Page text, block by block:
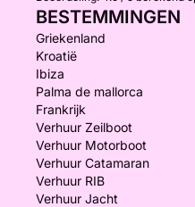
BESTEMMINGEN
Griekenland
Kroatië
Ibiza
Palma de mallorca
Frankrijk
Verhuur Zeilboot
Verhuur Motorboot
Verhuur Catamaran
Verhuur RIB
Verhuur Jacht